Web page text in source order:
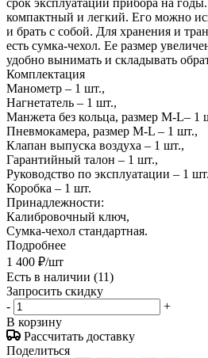
компактный и легкий. Его можно
и брать с собой. Для хранения и
есть сумка-чехол. Ее размер
удобно вынимать и складывать
Комплектация
Манометр – 1 шт.,
Нагнетатель – 1 шт.,
Манжета без кольца, размер M-L– 1
Пневмокамера, размер M-L – 1 шт.,
Клапан выпуска воздуха – 1 шт.,
Гарантийный талон – 1 шт.,
Руководство по эксплуатации – 1
Коробка – 1 шт.
Принадлежности:
Калибровочный ключ,
Сумка-чехол стандартная.
Подробнее
1 400 ₽/шт
Есть в наличии (11)
Запросить скидку
-
+
В корзину
Рассчитать доставку
Поделиться